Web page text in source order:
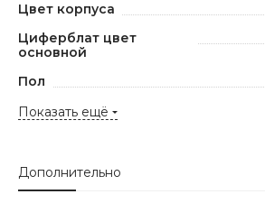
Цвет корпуса
Циферблат цвет
основной
Пол
Показать ещё
Дополнительно